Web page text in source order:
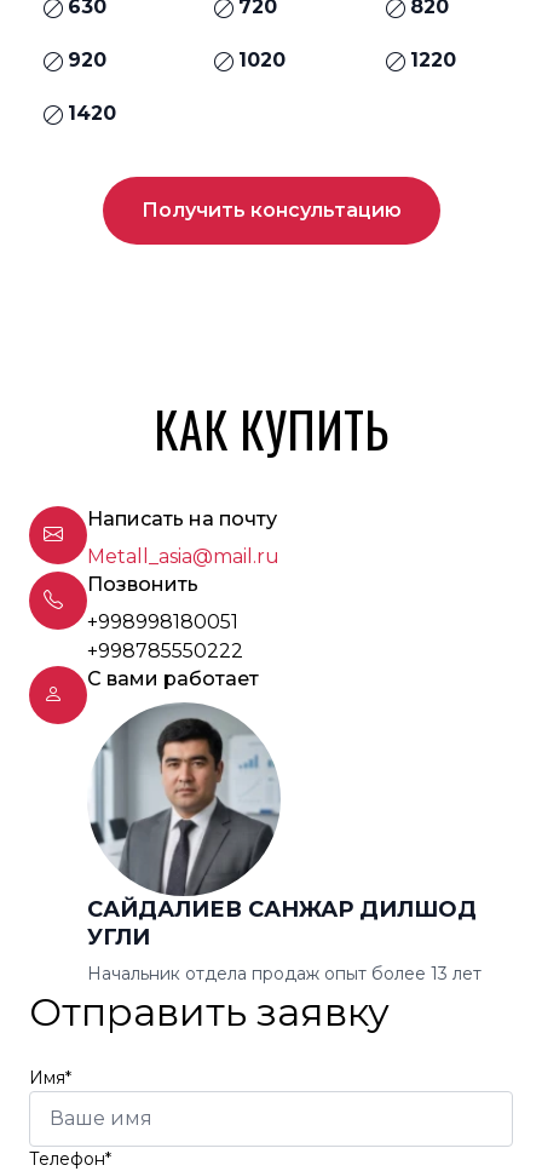
630 720 820
920 1020 1220
1420
Получить консультацию
КАК КУПИТЬ
Написать на почту
Metall_asia@mail.ru
Позвонить
+998998180051
+998785550222
С вами работает
САЙДАЛИЕВ САНЖАР ДИЛШОД
УГЛИ
Начальник отдела продаж опыт более 13 лет
Отправить заявку
Имя*
Телефон*